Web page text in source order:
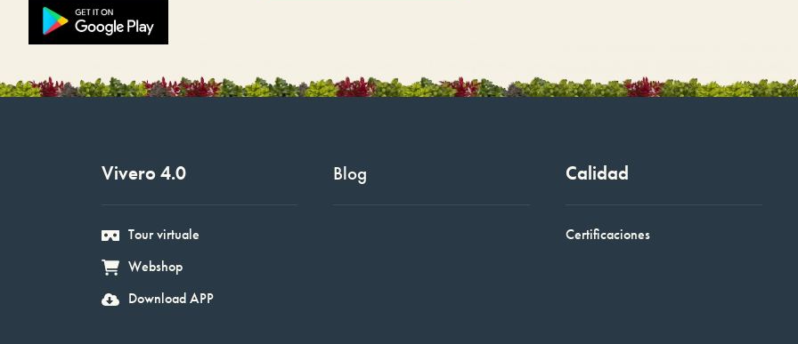
Vivero 4.0
Tour virtuale
Webshop
Download APP
Blog Calidad
Certificaciones